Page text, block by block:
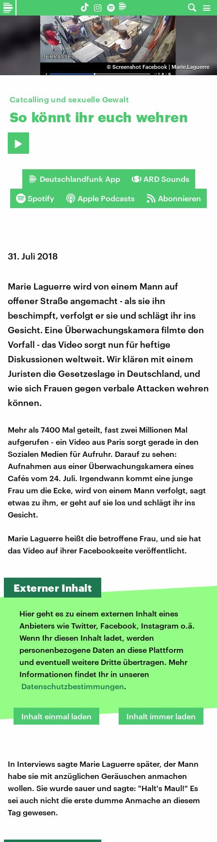
© Screenshot Facebook | Marie.Laguerre
Catcalling und sexuelle Gewalt
So könnt ihr euch wehren
Deutschlandfunk App ARD Sounds
Spotify Apple Podcasts Abonnieren
31. Juli 2018
Marie Laguerre wird von einem Mann auf
offener Straße angemacht - als sie ihn
beschimpft, verfolgt er sie und schlägt ihr ins
Gesicht. Eine Überwachungskamera filmte den
Vorfall - das Video sorgt nun für heftige
Diskussionen weltweit. Wir klären mit einem
Juristen die Gesetzeslage in Deutschland, und
wie sich Frauen gegen verbale Attacken wehren
können.
Mehr als 7400 Mal geteilt, fast zwei Millionen Mal
aufgerufen - ein Video aus Paris sorgt gerade in den
Sozialen Medien für Aufruhr. Darauf zu sehen:
Aufnahmen aus einer Überwachungskamera eines
Cafés vom 24. Juli. Irgendwann kommt eine junge
Frau um die Ecke, wird von einem Mann verfolgt, sagt
etwas zu ihm, er geht auf sie los und schlägt ihr ins
Gesicht.
Marie Laguerre heißt die betroffene Frau, und sie hat
das Video auf ihrer Facebookseite veröffentlicht.
Externer Inhalt
Hier geht es zu einem externen Inhalt eines
Anbieters wie Twitter, Facebook, Instagram o.ä.
Wenn Ihr diesen Inhalt ladet, werden
personenbezogene Daten an diese Plattform
und eventuell weitere Dritte übertragen. Mehr
Informationen findet Ihr in unseren
Datenschutzbestimmungen.
Inhalt einmal laden Inhalt immer laden
In Interviews sagte Marie Laguerre später, der Mann
habe sie mit anzüglichen Geräuschen anmachen
wollen. Sie wurde sauer und sagte: "Halt's Maul!" Es
sei auch nicht die erste dumme Anmache an diesem
Tag gewesen.